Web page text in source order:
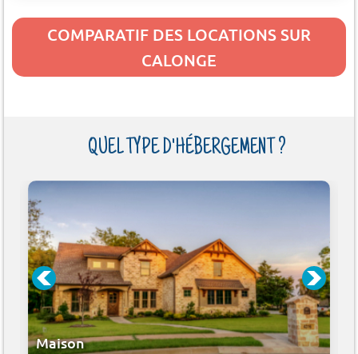
COMPARATIF DES LOCATIONS SUR
CALONGE
QUEL TYPE D'HÉBERGEMENT ?
Maison